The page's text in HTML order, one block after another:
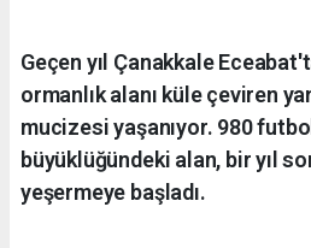
Geçen yıl Çanakkale
ormanlık alanı küle çeviren
mucizesi yaşanıyor. 980
büyüklüğündeki alan, bir yıl
yeşermeye başladı.